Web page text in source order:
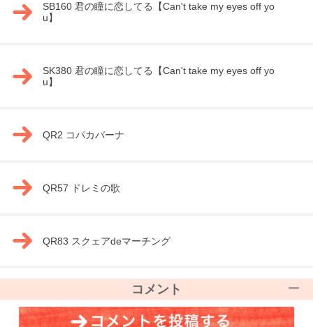
SB160 君の瞳に恋してる【Can't take my eyes off yo
u】
SK380 君の瞳に恋してる【Can't take my eyes off yo
u】
QR2 コパカバーナ
QR57 ドレミの歌
QR83 スクェアdeマーチング
コメント